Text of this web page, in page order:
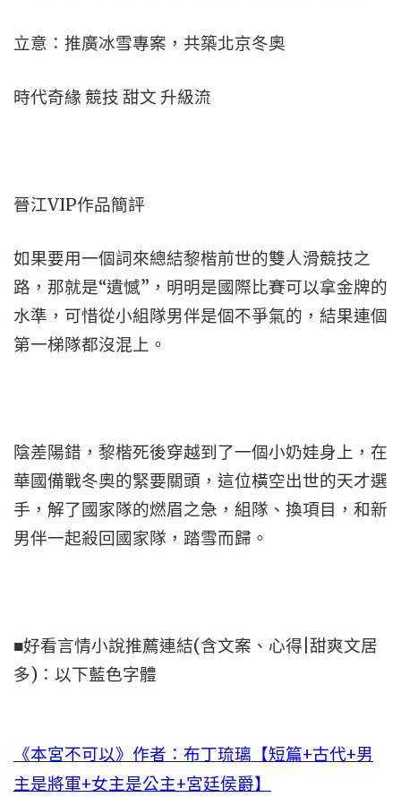
立意：推廣冰雪專案，共築北京冬奧
時代奇緣 競技 甜文 升級流
晉江VIP作品簡評
如果要用一個詞來總結黎楷前世的雙人滑競技之
路，那就是“遺憾”，明明是國際比賽可以拿金牌的
水準，可惜從小組隊男伴是個不爭氣的，結果連個
第一梯隊都沒混上。
陰差陽錯，黎楷死後穿越到了一個小奶娃身上，在
華國備戰冬奧的緊要關頭，這位橫空出世的天才選
手，解了國家隊的燃眉之急，組隊、換項目，和新
男伴一起殺回國家隊，踏雪而歸。
■好看言情小說推薦連結(含文案、心得|甜爽文居
多)：以下藍色字體
《本宮不可以》作者：布丁琉璃【短篇+古代+男
主是將軍+女主是公主+宮廷侯爵】